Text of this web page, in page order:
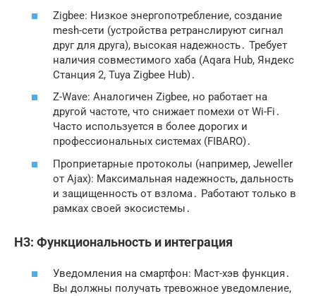
Zigbee: Низкое энергопотребление, создание
mesh-сети (устройства ретранслируют сигнал
друг для друга), высокая надежность․ Требует
наличия совместимого хаба (Aqara Hub, Яндекс
Станция 2, Tuya Zigbee Hub)․
Z-Wave: Аналогичен Zigbee, но работает на
другой частоте, что снижает помехи от Wi-Fi․
Часто используется в более дорогих и
профессиональных системах (FIBARO)․
Проприетарные протоколы (например, Jeweller
от Ajax): Максимальная надежность, дальность
и защищенность от взлома․ Работают только в
рамках своей экосистемы․
H3: Функциональность и интеграция
Уведомления на смартфон: Маст-хэв функция․
Вы должны получать тревожное уведомление,